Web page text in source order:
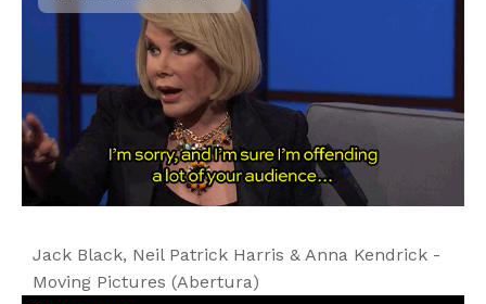
Jack Black, Neil Patrick Harris & Anna Kendrick -
Moving Pictures (Abertura)